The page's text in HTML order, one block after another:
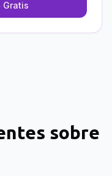
Gratis
sobre